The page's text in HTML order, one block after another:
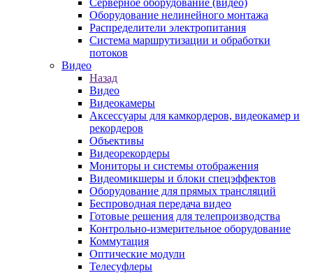
Серверное оборудование (видео)
Оборудование нелинейного монтажа
Распределители электропитания
Система маршрутизации и обработки
потоков
Видео
Назад
Видео
Видеокамеры
Аксессуары для камкордеров, видеокамер и
рекордеров
Объективы
Видеорекордеры
Мониторы и системы отображения
Видеомикшеры и блоки спецэффектов
Оборудование для прямых трансляций
Беспроводная передача видео
Готовые решения для телепроизводства
Контрольно-измерительное оборудование
Коммутация
Оптические модули
Телесуфлеры